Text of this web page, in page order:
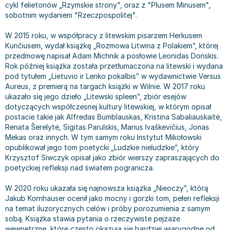
Książki: Prawo konstytucyjne
Książki: Prawo międzynarodowe
Książki: Prawo - orzecznictwo
Książki: Prawo pracy
Książki: Prawo Unii Europejskiej
Teksty aktów prawnych
Książki medyczne i naukowe
Chemia - książki
Książki o fizyce i astronomii
Geografia - książki
Inne
Książki do matematyki
Książki medyczne
Technika, inżynieria, technologia - książki, podręczniki -
nauki ścisłe
Książki do nauk społecznych i humanistycznych
Książki: Film, muzyka, teatr
Książki: Historia sztuki
Książki o architekturze
Książki: Sztuka użytkowa
Książki: Sztuki wizualne
Inne
Książki dla dzieci 3-5 lat
Książki: bajki dla dzieci 3-5 lat
Kolorowanki i książki do naklejania 3-5 lat
Książki do nauki języków obcych 3-5 lat
Książki do nauki pisania i liczenia 3-5 lat
Książki grające, z puzzlami i magnesami 3-5 lat
Kreatywne i aktywizujące książki dla dzieci 3-5 lat
Poznawanie świata dla dzieci 3-5 lat - książki
Książki o zainteresowaniach dla dzieci 3-5 lat
Książki dla dzieci 6-8 lat
Książki do nauki czytania 6-8 lat
Książki do nauki języków obcych 6-8 lat
Książki do nauki pisania i liczenia 6-8 lat
Literatura dla dzieci 6-8 lat
Poznawanie świata dla dzieci 6-8 lat - książki
Książki o zainteresowaniach dla dzieci 6-8 lat
Książki: Zdrowie
Kuchnia i diety - książki
Autorskie książki kucharskie
Ciasta, desery, wypieki - książki
Diety, zdrowe żywienie - książki
Książki kucharskie
Kuchnia polska - książki
Napoje - książki
Książki: Poradniki
Inne
Książki: Dom, ogród - poradniki
Książki: Hobby - poradniki
Książki: Moda, uroda, savoir vivre - poradniki
Pozostałe książki
Dean Koontz
Andrzej Sapkowski
Stephenie Meyer
Robert Ludlum
Maria Czubaszek
Nora Roberts
Mario Vargas Llosa
Katarzyna Grochola
Ewa Nowak
Robin Cook
Carlos Ruiz Zafon
Konrad Gaca
Jerzy Zięba
Dorota Terakowska
Abbi Glines
Alfred Szklarski
cykl felietonów „Rzymskie strony", oraz z "Plusem Minusem",
sobotnim wydaniem "Rzeczpospolitej".
W 2015 roku, w współpracy z litewskim pisarzem Herkusem
Kunčiusem, wydał książkę „Rozmowa Litwina z Polakiem”, której
przedmowę napisał Adam Michnik a posłowie Leonidas Donskis.
Rok później książka została przetłumaczona na litewski i wydana
pod tytułem „Lietuvio ir Lenko pokalbis” w wydawnictwie Versus
Aureus, z premierą na targach książki w Wilnie. W 2017 roku
ukazało się jego dzieło „Litewski spleen”, zbiór esejów
dotyczących współczesnej kultury litewskiej, w którym opisał
postacie takie jak Alfredas Bumblauskas, Kristina Sabaliauskaitė,
Renata Šerelytė, Sigitas Parulskis, Marius Ivaškevičius, Jonas
Mekas oraz innych. W tym samym roku Instytut Mikołowski
opublikował jego tom poetycki „Ludzkie nieludzkie”, który
Krzysztof Siwczyk opisał jako zbiór wierszy zapraszających do
poetyckiej refleksji nad światem pogranicza.
W 2020 roku ukazała się najnowsza książka „Nieoczy”, którą
Jakub Kornhauser ocenił jako mocny i gorzki tom, pełen refleksji
na temat iluzorycznych celów i próby porozumienia z samym
sobą. Książka stawia pytania o rzeczywiste pejzaże